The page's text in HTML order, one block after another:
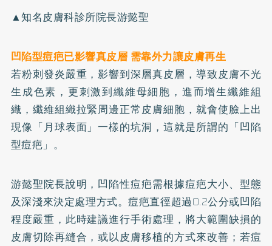
▲知名皮膚科診所院長游懿聖
凹陷型痘疤已影響真皮層 需靠外力讓皮膚再生
若粉刺發炎嚴重，影響到深層真皮層，導致皮膚不光
生成色素，更刺激到纖維母細胞，進而增生纖維組
織，纖維組織拉緊周邊正常皮膚細胞，就會使臉上出
現像「月球表面」一樣的坑洞，這就是所謂的「凹陷
型痘疤」。
游懿聖院長說明，凹陷性痘疤需根據痘疤大小、型態
及深淺來決定處理方式。痘疤直徑超過0.2公分或凹陷
程度嚴重，此時建議進行手術處理，將大範圍缺損的
皮膚切除再縫合，或以皮膚移植的方式來改善；若痘